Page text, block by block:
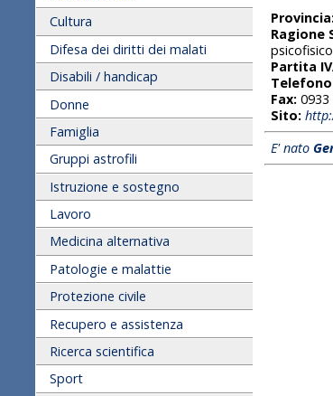
Cultura
Difesa dei diritti dei malati
Disabili / handicap
Donne
Famiglia
Gruppi astrofili
Istruzione e sostegno
Lavoro
Medicina alternativa
Patologie e malattie
Protezione civile
Recupero e assistenza
Ricerca scientifica
Sport
Ragione
psicofisico
Partita
Fax: 0933
Sito:
E' nato